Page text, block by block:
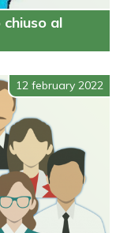
al
12 february 2022